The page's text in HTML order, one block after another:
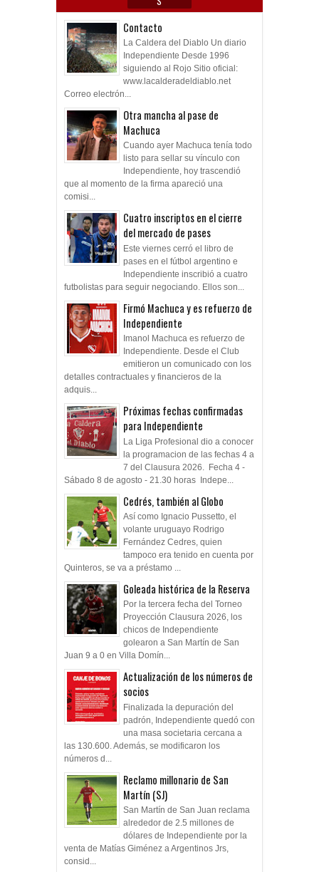
Contacto
La Caldera del Diablo Un diario
Independiente Desde 1996
siguiendo al Rojo Sitio oficial:
www.lacalderadeldiablo.net
Correo electrón...
Otra mancha al pase de
Machuca
Cuando ayer Machuca tenía todo
listo para sellar su vínculo con
Independiente, hoy trascendió
que al momento de la firma apareció una
comisi...
Cuatro inscriptos en el cierre
del mercado de pases
Este viernes cerró el libro de
pases en el fútbol argentino e
Independiente inscribió a cuatro
futbolistas para seguir negociando. Ellos son...
Firmó Machuca y es refuerzo de
Independiente
Imanol Machuca es refuerzo de
Independiente. Desde el Club
emitieron un comunicado con los
detalles contractuales y financieros de la
adquis...
Próximas fechas confirmadas
para Independiente
La Liga Profesional dio a conocer
la programacion de las fechas 4 a
7 del Clausura 2026. Fecha 4 -
Sábado 8 de agosto - 21.30 horas Indepe...
Cedrés, también al Globo
Así como Ignacio Pussetto, el
volante uruguayo Rodrigo
Fernández Cedres, quien
tampoco era tenido en cuenta por
Quinteros, se va a préstamo ...
Goleada histórica de la Reserva
Por la tercera fecha del Torneo
Proyección Clausura 2026, los
chicos de Independiente
golearon a San Martín de San
Juan 9 a 0 en Villa Domín...
Actualización de los números de
socios
Finalizada la depuración del
padrón, Independiente quedó con
una masa societaria cercana a
las 130.600. Además, se modificaron los
números d...
Reclamo millonario de San
Martín (SJ)
San Martín de San Juan reclama
alrededor de 2.5 millones de
dólares de Independiente por la
venta de Matías Giménez a Argentinos Jrs,
consid...